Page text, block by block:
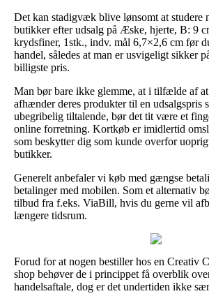
Det kan stadigvæk blive lønsomt at studere
butikker efter udsalg på Æske, hjerte, B: 9
krydsfiner, 1stk., indv. mål 6,7×2,6 cm før
handel, således at man er usvigeligt sikker
billigste pris.
Man bør bare ikke glemme, at i tilfælde af
afhænder deres produkter til en udsalgspris
ubegribelig tiltalende, bør det tit være et
online forretning. Kortkøb er imidlertid
som beskytter dig som kunde overfor
butikker.
Generelt anbefaler vi køb med gængse
betalinger med mobilen. Som et alternativ
tilbud fra f.eks. ViaBill, hvis du gerne vil
længere tidsrum.
Forud for at nogen bestiller hos en Creativ
shop behøver de i princippet få overblik
handelsaftale, dog er det undertiden ikke